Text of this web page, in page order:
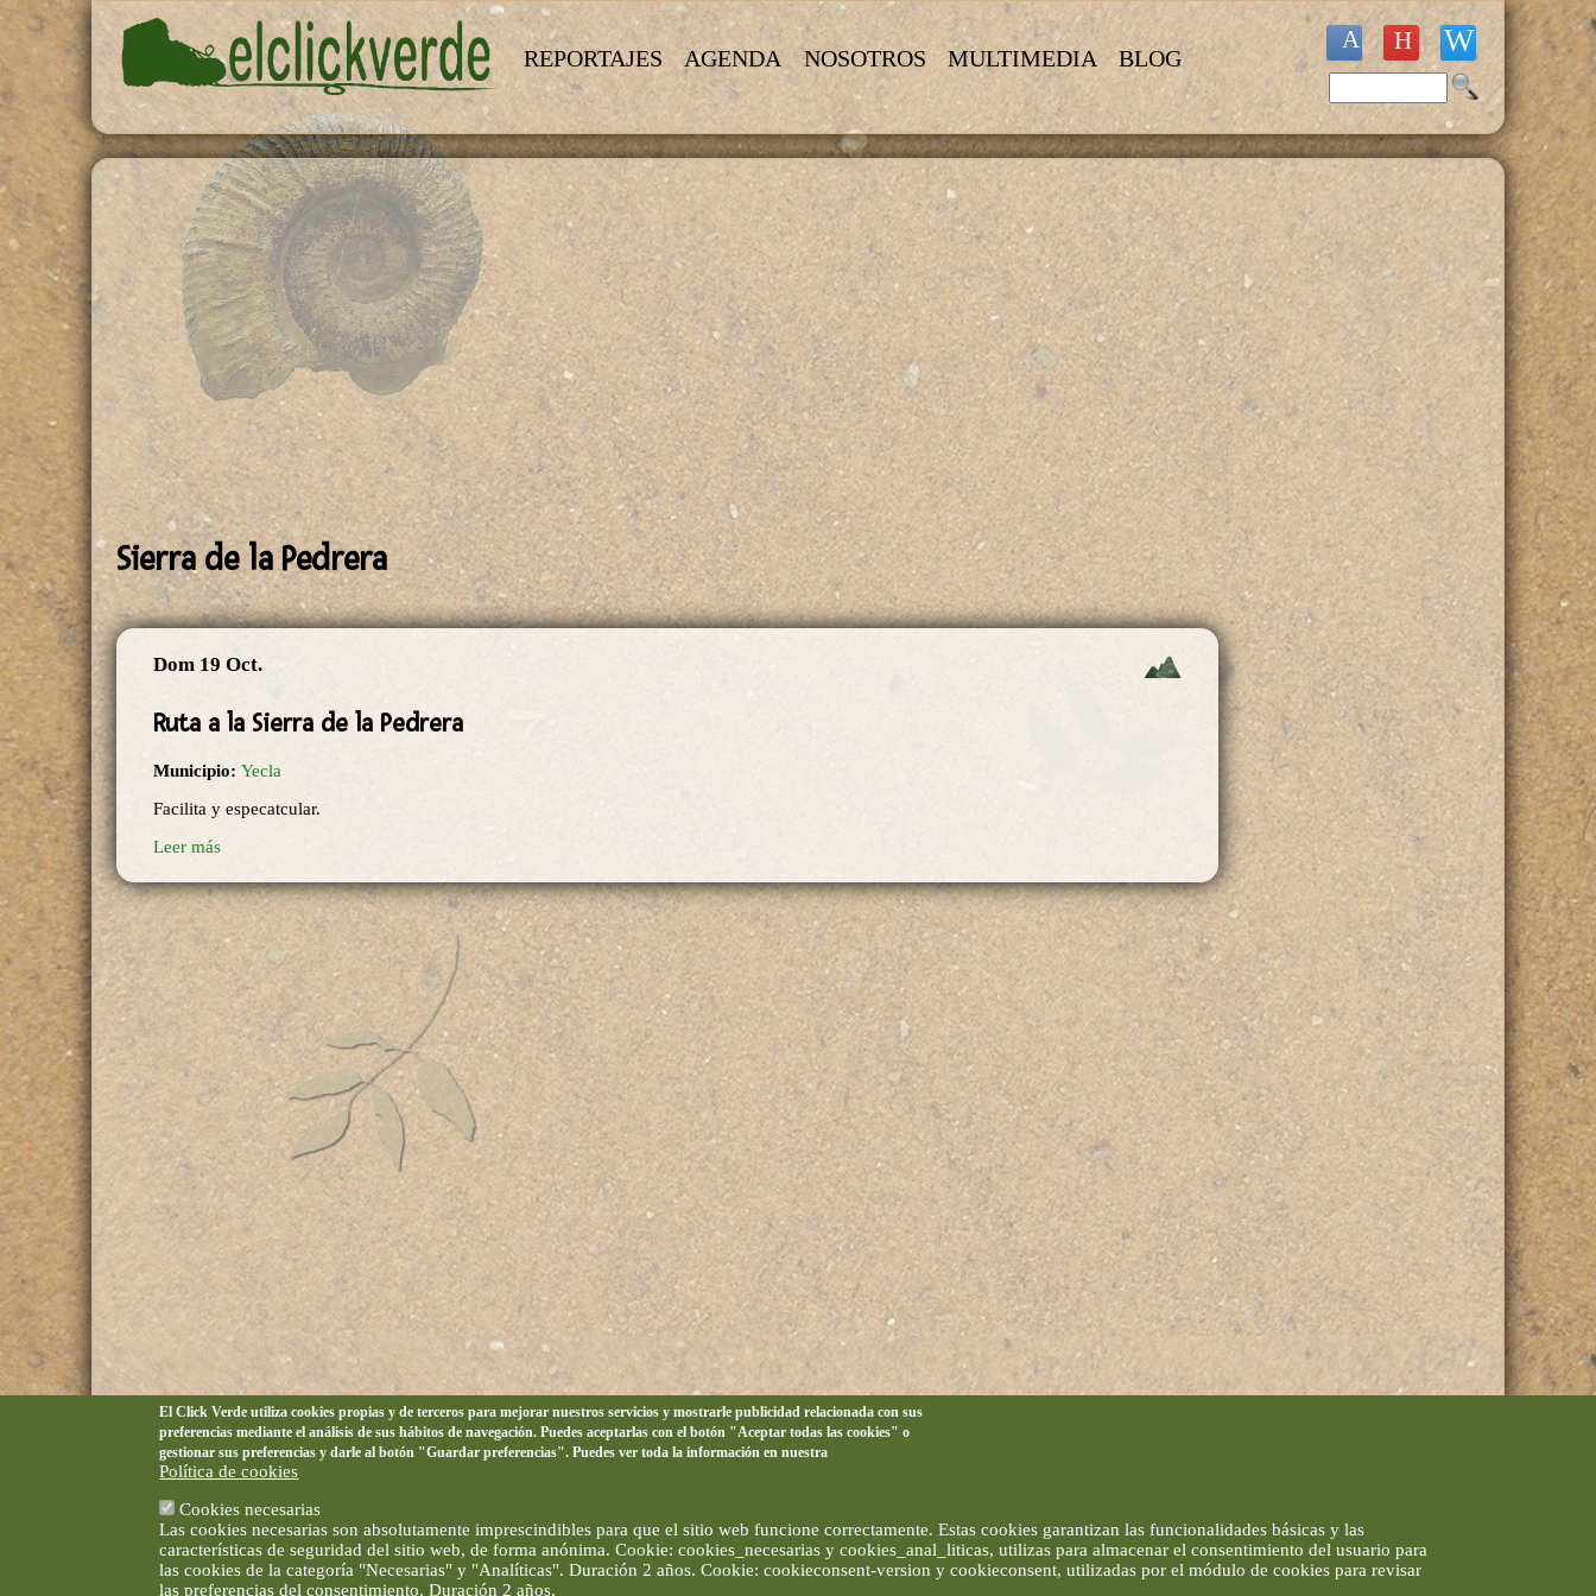
Pasar al contenido principal
REPORTAJES AGENDA NOSOTROS MULTIMEDIA BLOG
Formulario de búsqueda
Sierra de la Pedrera
Dom 19 Oct.
Ruta a la Sierra de la Pedrera
Municipio: Yecla
Facilita y especatcular.
Leer más
El Click Verde utiliza cookies propias y de terceros para mejorar nuestros servicios y mostrarle publicidad relacionada con sus
preferencias mediante el análisis de sus hábitos de navegación. Puedes aceptarlas con el botón "Aceptar todas las cookies" o
gestionar sus preferencias y darle al botón "Guardar preferencias". Puedes ver toda la información en nuestra
Política de cookies
Cookies necesarias
Las cookies necesarias son absolutamente imprescindibles para que el sitio web funcione correctamente. Estas cookies garantizan las funcionalidades básicas y las
características de seguridad del sitio web, de forma anónima. Cookie: cookies_necesarias y cookies_anal_liticas, utilizas para almacenar el consentimiento del usuario para
las cookies de la categoría "Necesarias" y "Analíticas". Duración 2 años. Cookie: cookieconsent-version y cookieconsent, utilizadas por el módulo de cookies para revisar
las preferencias del consentimiento. Duración 2 años.